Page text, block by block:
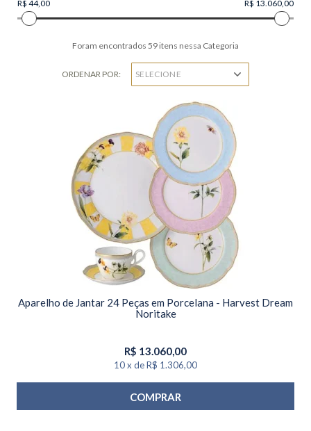
Foram encontrados 59 itens nessa Categoria
ORDENAR POR:
Aparelho de Jantar 24 Peças em Porcelana - Harvest Dream
Noritake
R$ 13.060,00
10x deR$ 1.306,00
COMPRAR